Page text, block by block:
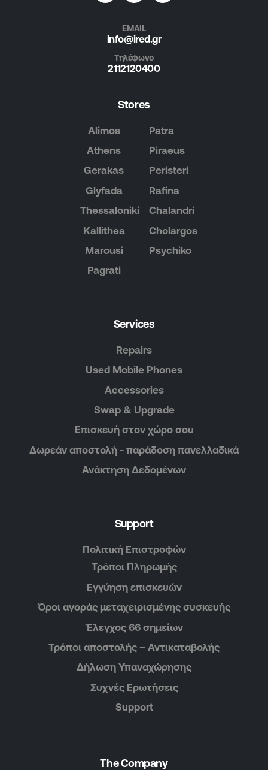
EMAIL
info@ired.gr
Τηλέφωνο
2112120400
Stores
Alimos
Athens
Gerakas
Glyfada
Thessaloniki
Kallithea
Marousi
Pagrati
Patra
Piraeus
Peristeri
Rafina
Chalandri
Cholargos
Psychiko
Services
Repairs
Used Mobile Phones
Accessories
Swap & Upgrade
Επισκευή στον χώρο σου
Δωρεάν αποστολή - παράδοση πανελλαδικά
Ανάκτηση Δεδομένων
Support
Πολιτική Επιστροφών
Τρόποι Πληρωμής
Εγγύηση επισκευών
Όροι αγοράς μεταχειρισμένης συσκευής
Έλεγχος 66 σημείων
Τρόποι αποστολής – Αντικαταβολής
Δήλωση Υπαναχώρησης
Συχνές Ερωτήσεις
Support
The Company